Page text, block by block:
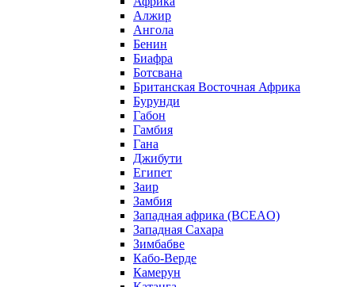
Алжир
Ангола
Бенин
Биафра
Ботсвана
Британская Восточная Африка
Бурунди
Габон
Гамбия
Гана
Джибути
Египет
Заир
Замбия
Западная африка (BCEAO)
Западная Сахара
Зимбабве
Кабо-Верде
Камерун